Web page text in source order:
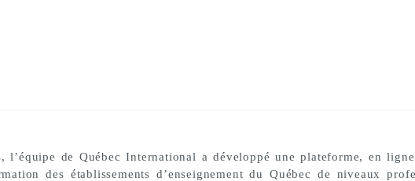
l’équipe de Québec International a développé une plateforme, en
des établissements d’enseignement du Québec de niveaux